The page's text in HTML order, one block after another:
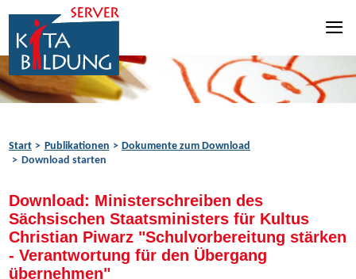
Zum Inhalt springen
Zur Navigation springen
Zum Fußbereich springen
Start Publikationen
Dokumente zum Download
Download starten
Download: Ministerschreiben des
Sächsischen Staatsministers für Kultus
Christian Piwarz "Schulvorbereitung stärken
- Verantwortung für den Übergang
übernehmen"